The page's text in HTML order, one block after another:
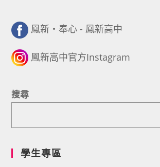
鳳新・奉心 - 鳳新高中
鳳新高中官方Instagram
搜尋
學生專區